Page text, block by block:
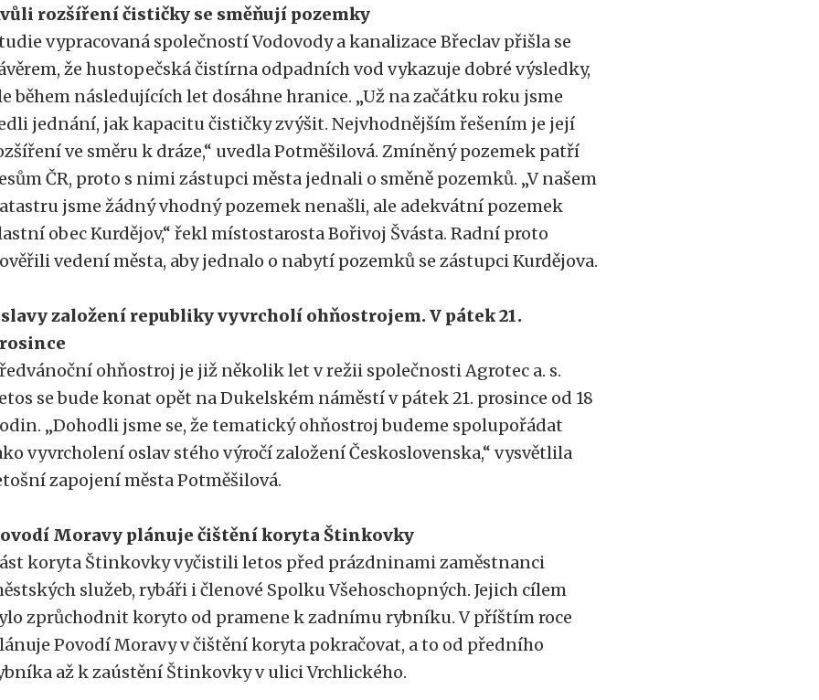
rozšíření čističky se směňují pozemky
vypracovaná společností Vodovody a kanalizace Břeclav přišla se
že hustopečská čistírna odpadních vod vykazuje dobré výsledky,
během následujících let dosáhne hranice. „Už na začátku roku jsme
jednání, jak kapacitu čističky zvýšit. Nejvhodnějším řešením je její
ve směru k dráze,“ uvedla Potměšilová. Zmíněný pozemek patří
ČR, proto s nimi zástupci města jednali o směně pozemků. „V našem
jsme žádný vhodný pozemek nenašli, ale adekvátní pozemek
obec Kurdějov,“ řekl místostarosta Bořivoj Švásta. Radní proto
vedení města, aby jednalo o nabytí pozemků se zástupci Kurdějova.
založení republiky vyvrcholí ohňostrojem. V pátek 21.
ohňostroj je již několik let v režii společnosti Agrotec a. s.
se bude konat opět na Dukelském náměstí v pátek 21. prosince od 18
„Dohodli jsme se, že tematický ohňostroj budeme spolupořádat
vyvrcholení oslav stého výročí založení Československa,“ vysvětlila
zapojení města Potměšilová.
Moravy plánuje čištění koryta Štinkovky
koryta Štinkovky vyčistili letos před prázdninami zaměstnanci
služeb, rybáři i členové Spolku Všehoschopných. Jejich cílem
zprůchodnit koryto od pramene k zadnímu rybníku. V příštím roce
Povodí Moravy v čištění koryta pokračovat, a to od předního
až k zaústění Štinkovky v ulici Vrchlického.